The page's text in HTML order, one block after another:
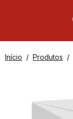
Início Produtos